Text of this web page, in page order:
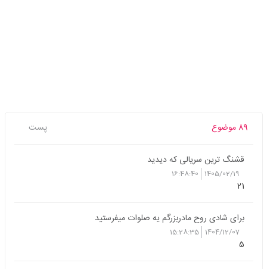
89 موضوع پست
قشنگ ترین سریالی که دیدید
1405/02/19
16:48:40
21
برای شادی روح مادربزرگم یه صلوات میفرستید
1404/12/07
15:28:35
5